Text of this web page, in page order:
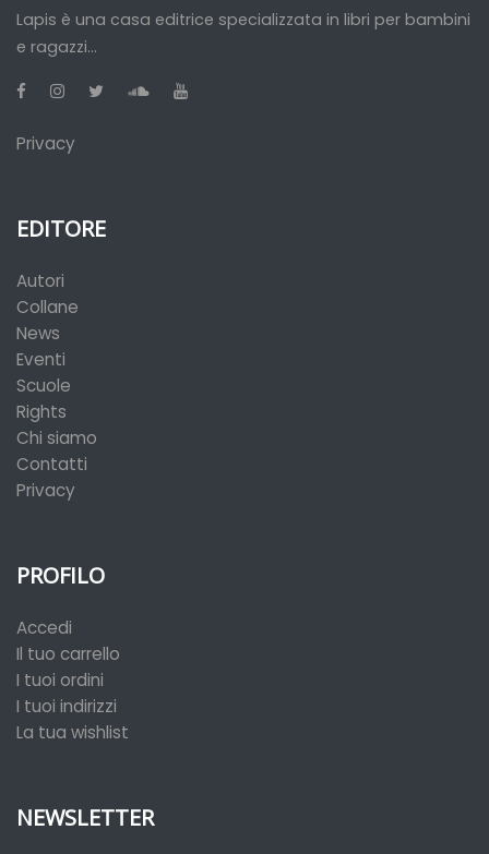
Lapis è una casa editrice specializzata in libri per bambini
e ragazzi...
Privacy
EDITORE
Autori
Collane
News
Eventi
Scuole
Rights
Chi siamo
Contatti
Privacy
PROFILO
Accedi
Il tuo carrello
I tuoi ordini
I tuoi indirizzi
La tua wishlist
NEWSLETTER